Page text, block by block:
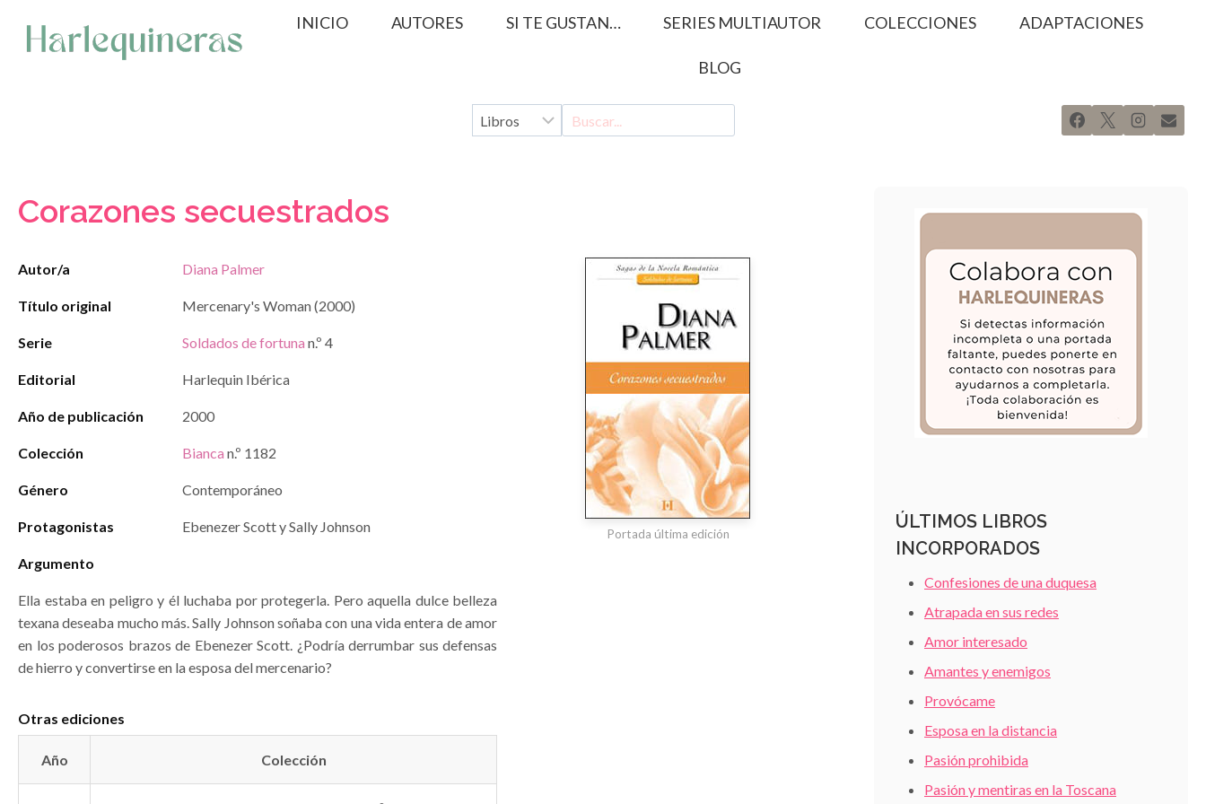
contenido
INICIO AUTORES SI TE GUSTAN… SERIES MULTIAUTOR COLECCIONES ADAPTACIONES
BLOG
Corazones secuestrados
Autor/a Diana Palmer
Título original Mercenary's Woman (2000)
Serie Soldados de fortuna n.º 4
Editorial Harlequin Ibérica
Año de publicación 2000
Colección Bianca n.º 1182
Género Contemporáneo
Protagonistas Ebenezer Scott y Sally Johnson
Argumento
Ella estaba en peligro y él luchaba por protegerla. Pero aquella dulce belleza
texana deseaba mucho más. Sally Johnson soñaba con una vida entera de amor
en los poderosos brazos de Ebenezer Scott. ¿Podría derrumbar sus defensas
de hierro y convertirse en la esposa del mercenario?
Otras ediciones
Año Colección
Portada última edición
ÚLTIMOS LIBROS
INCORPORADOS
Confesiones de una duquesa
Atrapada en sus redes
Amor interesado
Amantes y enemigos
Provócame
Esposa en la distancia
Pasión prohibida
Pasión y mentiras en la Toscana